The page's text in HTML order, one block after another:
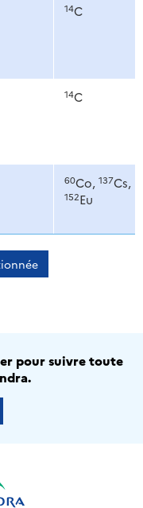
14C
14C
60Co, 137Cs,
152Eu
pour suivre toute